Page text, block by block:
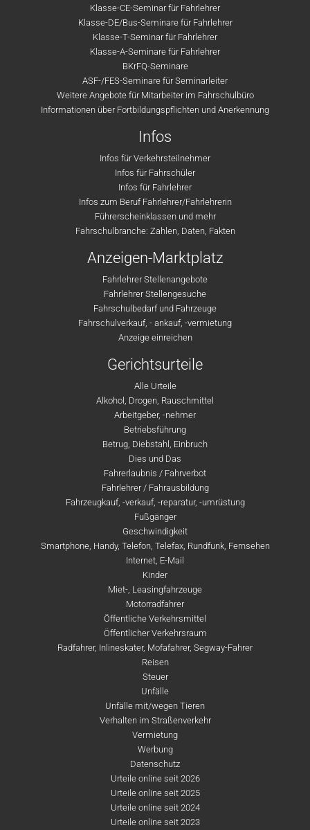
Klasse-CE-Seminar für Fahrlehrer
Klasse-DE/Bus-Seminare für Fahrlehrer
Klasse-T-Seminar für Fahrlehrer
Klasse-A-Seminare für Fahrlehrer
BKrFQ-Seminare
ASF-/FES-Seminare für Seminarleiter
Weitere Angebote für Mitarbeiter im Fahrschulbüro
Informationen über Fortbildungspflichten und Anerkennung
Infos
Infos für Verkehrsteilnehmer
Infos für Fahrschüler
Infos für Fahrlehrer
Infos zum Beruf Fahrlehrer/Fahrlehrerin
Führerscheinklassen und mehr
Fahrschulbranche: Zahlen, Daten, Fakten
Anzeigen-Marktplatz
Fahrlehrer Stellenangebote
Fahrlehrer Stellengesuche
Fahrschulbedarf und Fahrzeuge
Fahrschulverkauf, - ankauf, -vermietung
Anzeige einreichen
Gerichtsurteile
Alle Urteile
Alkohol, Drogen, Rauschmittel
Arbeitgeber, -nehmer
Betriebsführung
Betrug, Diebstahl, Einbruch
Dies und Das
Fahrerlaubnis / Fahrverbot
Fahrlehrer / Fahrausbildung
Fahrzeugkauf, -verkauf, -reparatur, -umrüstung
Fußgänger
Geschwindigkeit
Smartphone, Handy, Telefon, Telefax, Rundfunk, Fernsehen
Internet, E-Mail
Kinder
Miet-, Leasingfahrzeuge
Motorradfahrer
Öffentliche Verkehrsmittel
Öffentlicher Verkehrsraum
Radfahrer, Inlineskater, Mofafahrer, Segway-Fahrer
Reisen
Steuer
Unfälle
Unfälle mit/wegen Tieren
Verhalten im Straßenverkehr
Vermietung
Werbung
Datenschutz
Urteile online seit 2026
Urteile online seit 2025
Urteile online seit 2024
Urteile online seit 2023